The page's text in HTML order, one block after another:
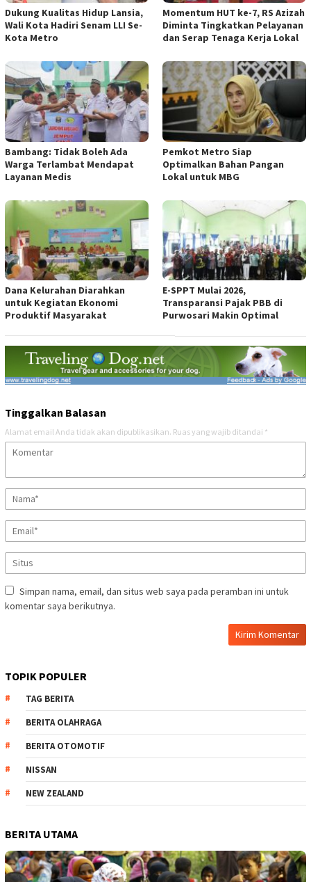
Dukung Kualitas Hidup Lansia,
Wali Kota Hadiri Senam LLI Se-
Kota Metro
Momentum HUT ke-7, RS Azizah
Diminta Tingkatkan Pelayanan
dan Serap Tenaga Kerja Lokal
Bambang: Tidak Boleh Ada
Warga Terlambat Mendapat
Layanan Medis
Pemkot Metro Siap
Optimalkan Bahan Pangan
Lokal untuk MBG
Dana Kelurahan Diarahkan
untuk Kegiatan Ekonomi
Produktif Masyarakat
E-SPPT Mulai 2026,
Transparansi Pajak PBB di
Purwosari Makin Optimal
Tinggalkan Balasan
Alamat email Anda tidak akan dipublikasikan. Ruas yang wajib ditandai *
Simpan nama, email, dan situs web saya pada peramban ini untuk
komentar saya berikutnya.
TOPIK POPULER
TAG BERITA
BERITA OLAHRAGA
BERITA OTOMOTIF
NISSAN
NEW ZEALAND
BERITA UTAMA